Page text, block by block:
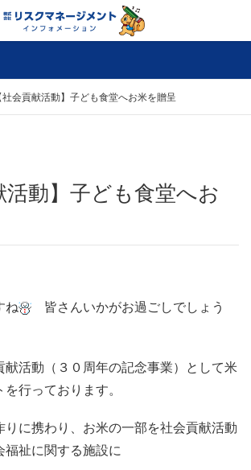
社会貢献活動】子ども食堂へお米を贈呈
ね
皆さんいかがお過ごしでしょう
献活動（３０周年の記念事業）として米
行っております。
りに携わり、お米の一部を社会貢献活動
福祉に関する施設に